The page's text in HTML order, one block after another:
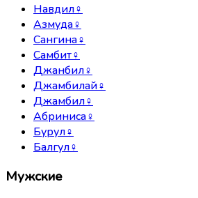
Навдил♀
Азмуда♀
Сангина♀
Самбит♀
Джанбил♀
Джамбилай♀
Джамбил♀
Абриниса♀
Бурул♀
Балгул♀
Мужские